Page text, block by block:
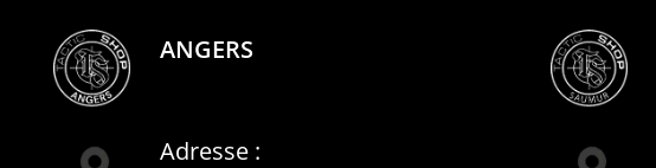
ANGERS
Adresse :